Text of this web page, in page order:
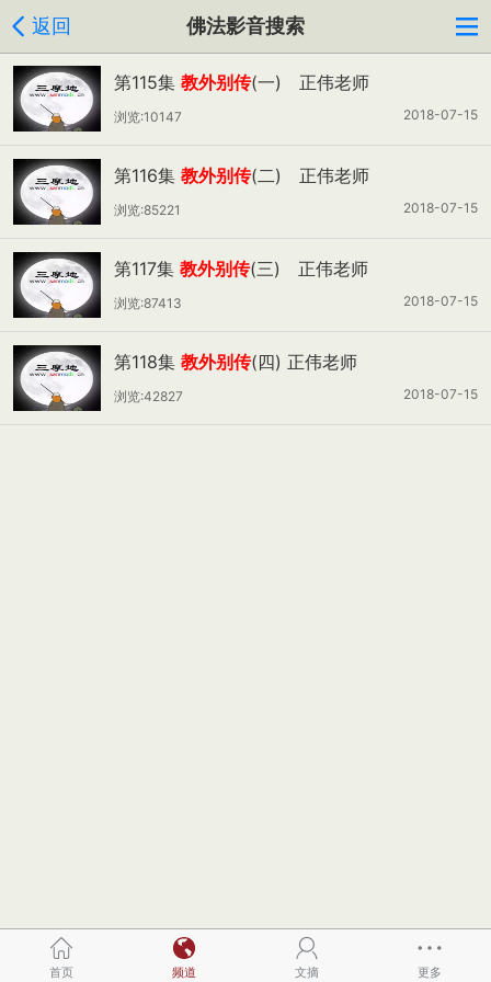
返回 佛法影音搜索
第115集 教外别传(一) 正伟老师
2018-07-15
浏览:10147
第116集 教外别传(二) 正伟老师
2018-07-15
浏览:85221
第117集 教外别传(三) 正伟老师
2018-07-15
浏览:87413
第118集 教外别传(四) 正伟老师
2018-07-15
浏览:42827
首页 频道 文摘 更多